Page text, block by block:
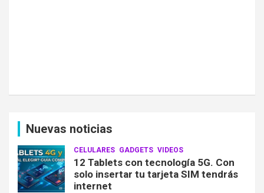
Nuevas noticias
CELULARES GADGETS VIDEOS
12 Tablets con tecnología 5G. Con
solo insertar tu tarjeta SIM tendrás
internet